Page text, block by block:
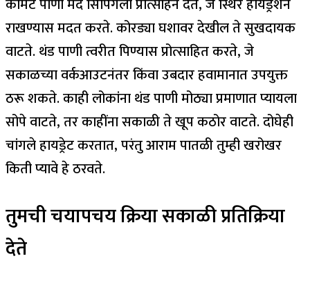
राखण्यास मदत करते. कोरड्या घशावर देखील ते सुखदायक
वाटते. थंड पाणी त्वरीत पिण्यास प्रोत्साहित करते, जे
सकाळच्या वर्कआउटनंतर किंवा उबदार हवामानात उपयुक्त
ठरू शकते.काही लोकांना थंड पाणी मोठ्या प्रमाणात प्यायला
सोपे वाटते, तर काहींना सकाळी ते खूप कठोर वाटते.दोघेही
चांगले हायड्रेट करतात, परंतु आराम पातळी तुम्ही खरोखर
किती प्यावे हे ठरवते.
तुमची चयापचय क्रिया सकाळी प्रतिक्रिया
देते